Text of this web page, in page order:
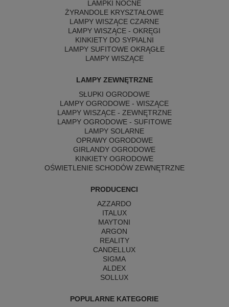
LAMPKI NOCNE
ŻYRANDOLE KRYSZTAŁOWE
LAMPY WISZĄCE CZARNE
LAMPY WISZĄCE - OKRĘGI
KINKIETY DO SYPIALNI
LAMPY SUFITOWE OKRĄGŁE
LAMPY WISZĄCE
LAMPY ZEWNĘTRZNE
SŁUPKI OGRODOWE
LAMPY OGRODOWE - WISZĄCE
LAMPY WISZĄCE - ZEWNĘTRZNE
LAMPY OGRODOWE - SUFITOWE
LAMPY SOLARNE
OPRAWY OGRODOWE
GIRLANDY OGRODOWE
KINKIETY OGRODOWE
OŚWIETLENIE SCHODÓW ZEWNĘTRZNE
PRODUCENCI
AZZARDO
ITALUX
MAYTONI
ARGON
REALITY
CANDELLUX
SIGMA
ALDEX
SOLLUX
POPULARNE KATEGORIE